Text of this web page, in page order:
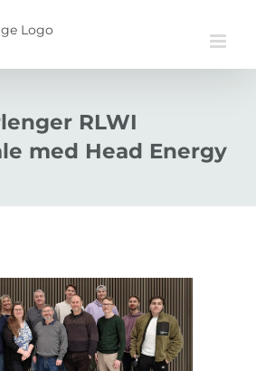
RLWI
med Head Energy